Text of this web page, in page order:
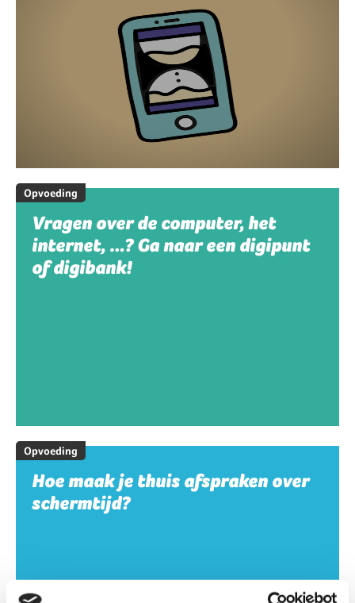
Opvoeding
Vragen over de computer, het
internet, …? Ga naar een digipunt
of digibank!
Opvoeding
Hoe maak je thuis afspraken over
schermtijd?